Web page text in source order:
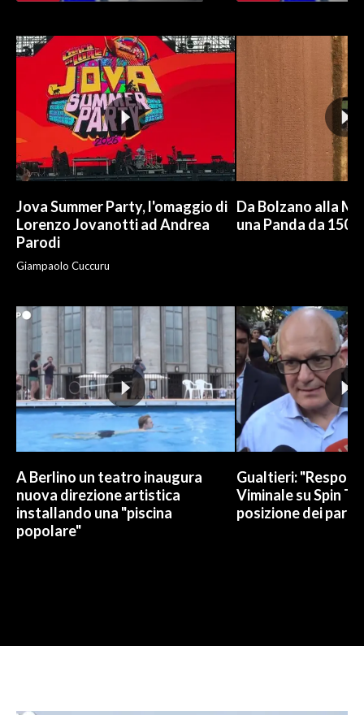
Jova Summer Party, l'omaggio di
Lorenzo Jovanotti ad Andrea
Parodi
Giampaolo Cuccuru
Da Bolzano alla
una Panda da 150
A Berlino un teatro inaugura
nuova direzione artistica
installando una "piscina
popolare"
Gualtieri:
Viminale su Spin
posizione dei